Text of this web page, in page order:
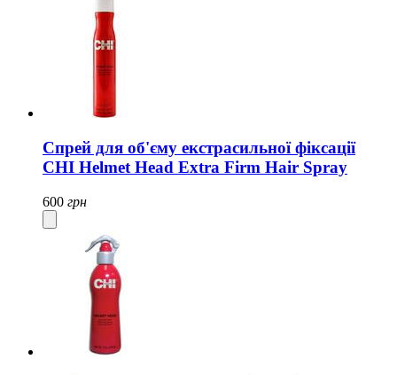
Спрей для об'єму екстрасильної фіксації
CHI Helmet Head Extra Firm Hair Spray
600 грн